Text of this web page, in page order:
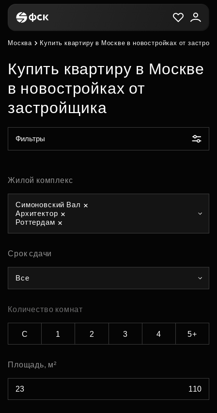
Москва Купить квартиру в Москве в новостройках от
Купить квартиру в Москве
в новостройках от
застройщика
Фильтры
Жилой комплекс
Симоновский Вал
Архитектор
Роттердам
Срок сдачи
Все
Количество комнат
С 1 2 3 4 5+
Площадь, м²